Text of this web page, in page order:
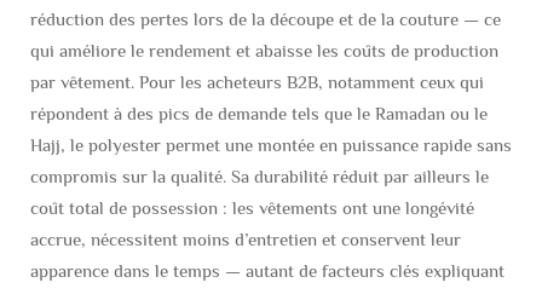
réduction des pertes lors de la découpe et de la couture — ce
qui améliore le rendement et abaisse les coûts de production
par vêtement. Pour les acheteurs B2B, notamment ceux qui
répondent à des pics de demande tels que le Ramadan ou le
Hajj, le polyester permet une montée en puissance rapide sans
compromis sur la qualité. Sa durabilité réduit par ailleurs le
coût total de possession : les vêtements ont une longévité
accrue, nécessitent moins d’entretien et conservent leur
apparence dans le temps — autant de facteurs clés expliquant